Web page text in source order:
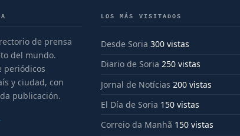
de prensa
del mundo.
periódicos
y ciudad, con
publicación.
LOS MÁS VISITADOS
Desde Soria 300 vistas
Diario de Soria 250 vistas
Jornal de Notícias 200 vistas
El Día de Soria 150 vistas
Correio da Manhã 150 vistas